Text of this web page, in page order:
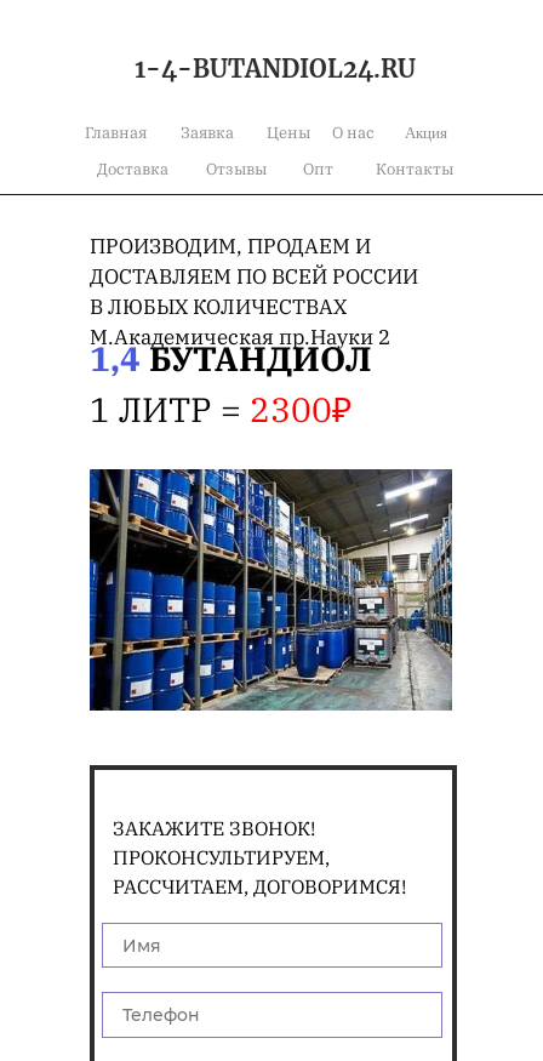
Главная Акция
О нас
Цены
Заявка
Доставка
Опт
Отзывы
1-4-BUTANDIOL24.RU
Контакты
ПРОИЗВОДИМ, ПРОДАЕМ И
ДОСТАВЛЯЕМ ПО ВСЕЙ РОССИИ
В ЛЮБЫХ КОЛИЧЕСТВАХ
М.Академическая пр.Науки 2
1,4БУТАНДИОЛ
1 ЛИТР = 2300₽
ЗАКАЖИТЕ ЗВОНОК!
ПРОКОНСУЛЬТИРУЕМ,
РАССЧИТАЕМ, ДОГОВОРИМСЯ!